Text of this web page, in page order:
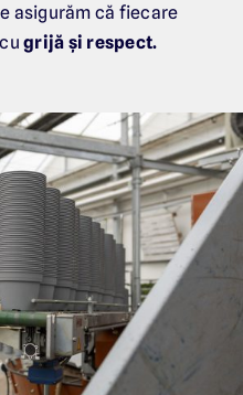
asigurăm că fiecare
grijă și respect.